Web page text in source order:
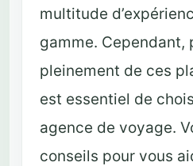
multitude
gamme. Cependant,
pleinement de ces
est essentiel de
agence de voyage.
conseils pour vous